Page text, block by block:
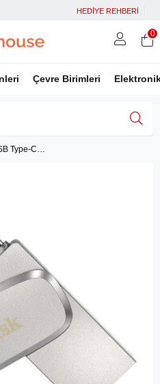
HEDİYE REHBERİ
Çevre Birimleri
Facebook İle Bağlan
0
Ultra® Dual Drive Luxe USB Type-C™ Flash Sürücü 512 GB